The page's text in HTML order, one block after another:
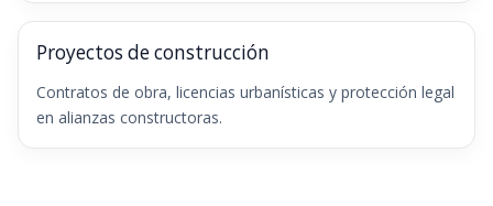
Proyectos de construcción
Contratos de obra, licencias urbanísticas y protección legal
en alianzas constructoras.